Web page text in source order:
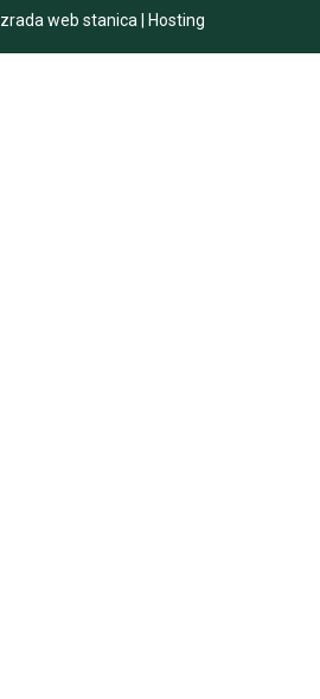
Izrada web stanica Hosting